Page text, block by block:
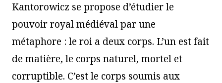
Kantorowicz se propose d’étudier le
pouvoir royal médiéval par une
métaphore : le roi a deux corps. L’un est fait
de matière, le corps naturel, mortel et
corruptible. C’est le corps soumis aux